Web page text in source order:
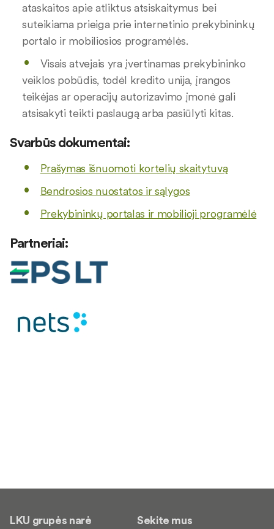
ataskaitos apie atliktus atsiskaitymus bei
suteikiama prieiga prie internetinio prekybininkų
portalo ir mobiliosios programėlės.
Visais atvejais yra įvertinamas prekybininko
veiklos pobūdis, todėl kredito unija, įrangos
teikėjas ar operacijų autorizavimo įmonė gali
atsisakyti teikti paslaugą arba pasiūlyti kitas.
Svarbūs dokumentai:
Prašymas išnuomoti kortelių skaitytuvą
Bendrosios nuostatos ir sąlygos
Prekybininkų portalas ir mobilioji programėlė
Partneriai:
LKU grupės narė Sekite mus